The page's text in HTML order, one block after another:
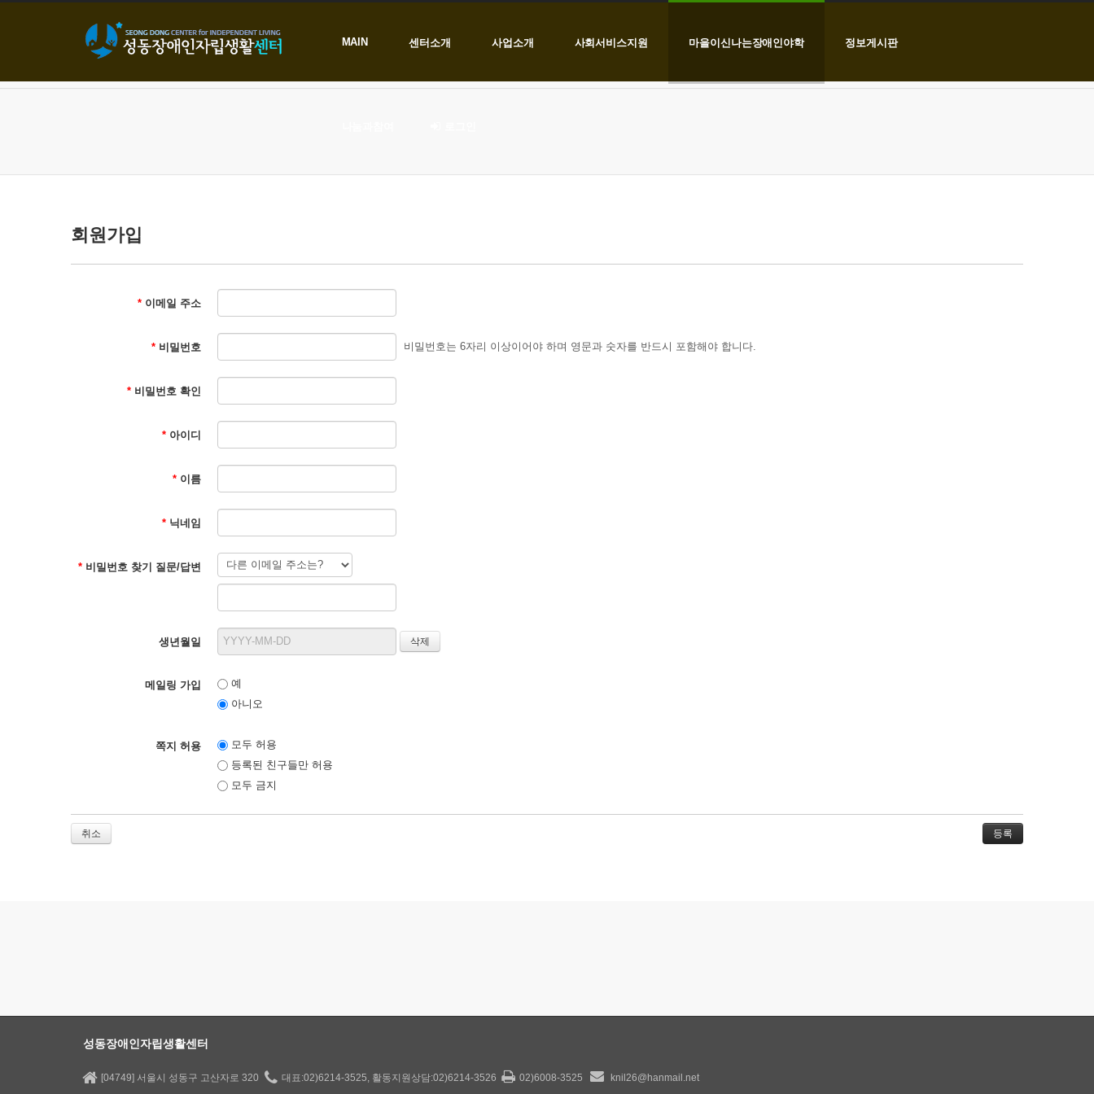
MAIN 센터소개 사업소개 사회서비스지원 마을이신나는장애인야학 정보게시판
회원가입
* 이메일 주소
* 비밀번호 비밀번호는 6자리 이상이어야 하며 영문과 숫자를 반드시 포함해야 합니다.
* 비밀번호 확인
* 아이디
* 이름
* 닉네임
* 비밀번호 찾기 질문/답변
생년월일
메일링 가입
예
아니오
쪽지 허용
모두 허용
등록된 친구들만 허용
모두 금지
취소
성동장애인자립생활센터
[04749] 서울시 성동구 고산자로 320 대표:02)6214-3525, 활동지원상담:02)6214-3526 02)6008-3525 knil26@hanmail.net